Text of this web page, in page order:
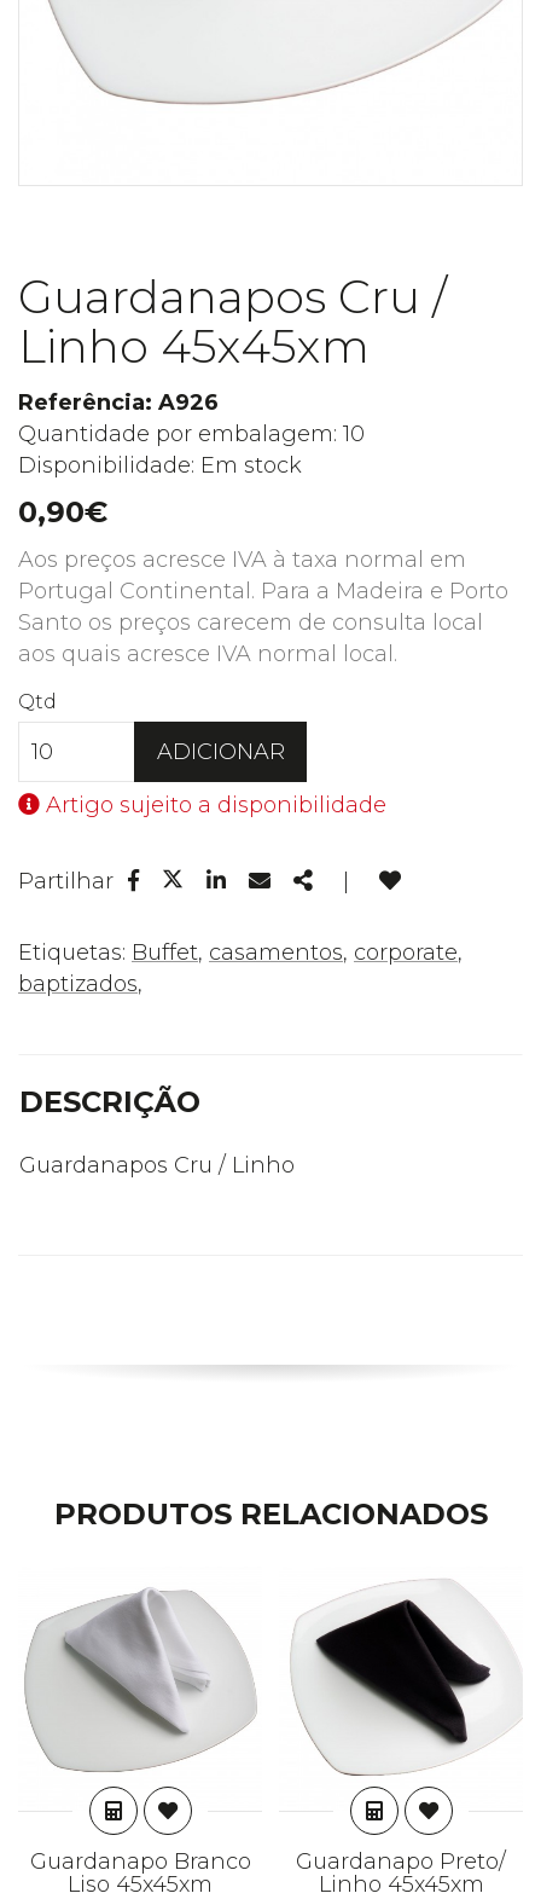
Guardanapos Cru /
Linho 45x45xm
Referência: A926
Quantidade por embalagem: 10
Disponibilidade: Em stock
0,90€
Aos preços acresce IVA à taxa normal em
Portugal Continental. Para a Madeira e Porto
Santo os preços carecem de consulta local
aos quais acresce IVA normal local.
Qtd
ADICIONAR
Artigo sujeito a disponibilidade
Partilhar
FacebookLinkedin
EmailShare
Etiquetas: Buffet, casamentos, corporate,
baptizados,
DESCRIÇÃO
Guardanapos Cru / Linho
PRODUTOS RELACIONADOS
ADICIONAR
Guardanapo Branco
Liso 45x45xm
ADICIONAR
Guardanapo Preto/
Linho 45x45xm